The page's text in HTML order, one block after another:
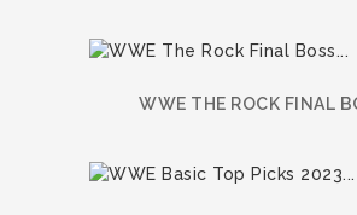
WWE THE ROCK FINAL